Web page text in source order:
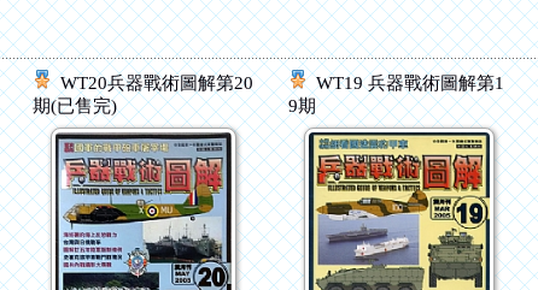
WT20兵器戰術圖解第20
期(已售完)
WT19 兵器戰術圖解第1
9期